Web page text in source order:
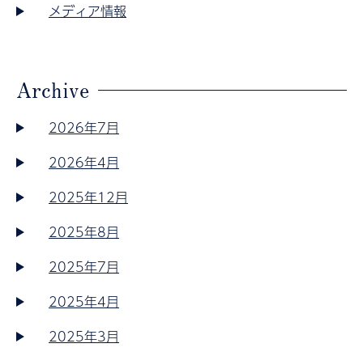
メディア情報
Archive
2026年7月
2026年4月
2025年12月
2025年8月
2025年7月
2025年4月
2025年3月